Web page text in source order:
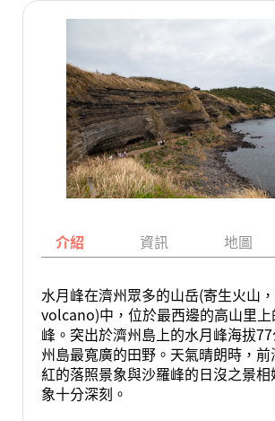
介紹 資訊 地圖
水月峰在濟州眾多的山岳(寄生火山
volcano)中，位於最西邊的高山里上
峰。突出於濟州島上的水月峰海拔
州島最寬廣的田野。天氣晴朗時，
紅的落照景象與沙羅峰的日沒之景
象十分深刻。